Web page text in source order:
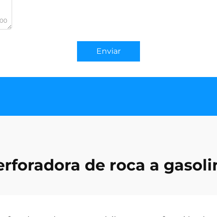
Enviar
de roca a